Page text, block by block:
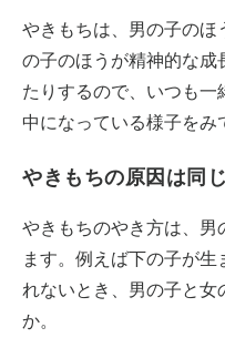
やきもちは、男の子のほ
の子のほうが精神的な成
たりするので、いつも
中になっている様子をみ
やきもちの原因は同
やきもちのやき方は、男
ます。例えば下の子が生
れないとき、男の子と女
か。